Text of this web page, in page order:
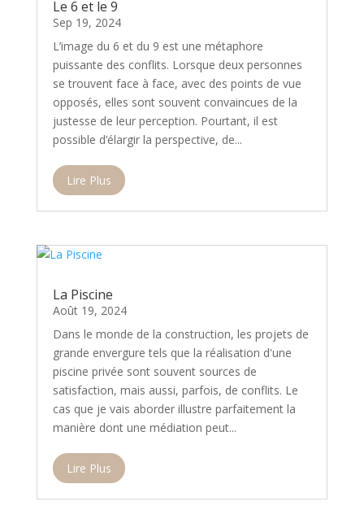
Le 6 et le 9
Sep 19, 2024
L’image du 6 et du 9 est une métaphore
puissante des conflits. Lorsque deux personnes
se trouvent face à face, avec des points de vue
opposés, elles sont souvent convaincues de la
justesse de leur perception. Pourtant, il est
possible d’élargir la perspective, de...
Lire Plus
La Piscine
Août 19, 2024
Dans le monde de la construction, les projets de
grande envergure tels que la réalisation d'une
piscine privée sont souvent sources de
satisfaction, mais aussi, parfois, de conflits. Le
cas que je vais aborder illustre parfaitement la
manière dont une médiation peut...
Lire Plus